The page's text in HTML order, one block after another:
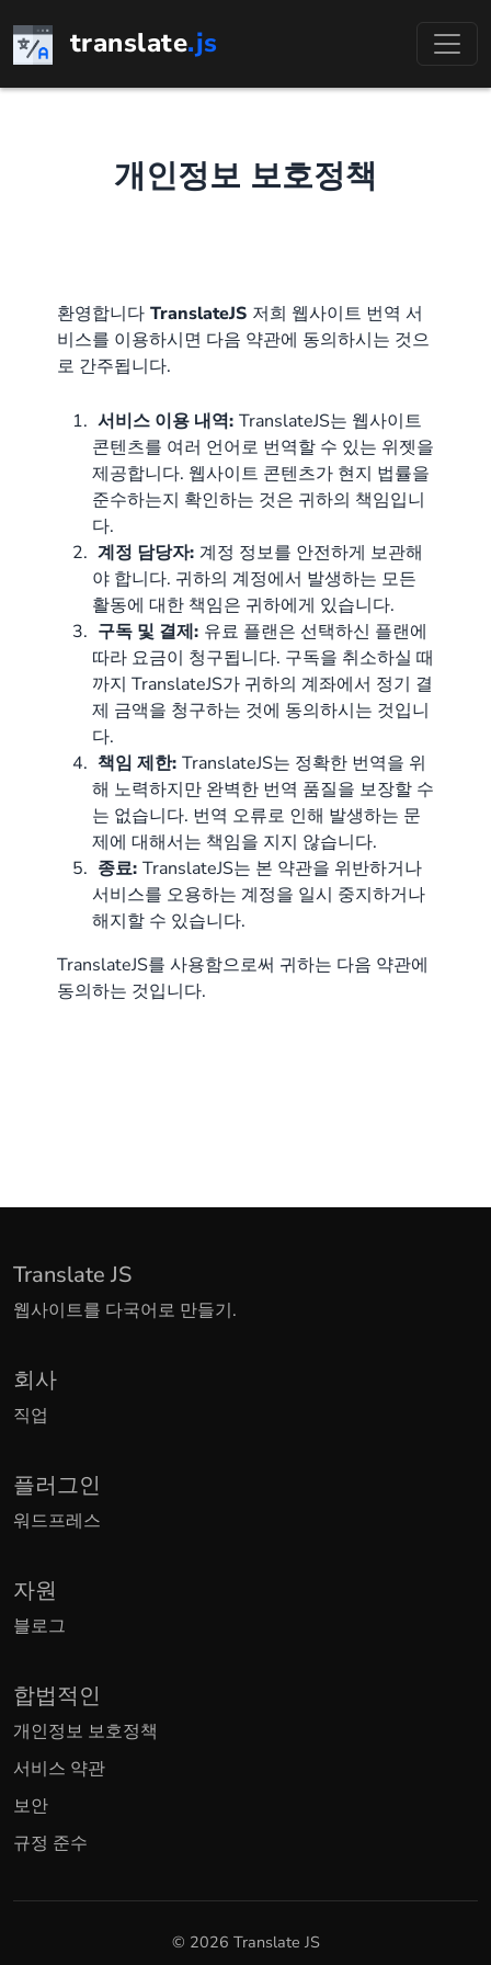
텐
츠
로
translate.js
개인정보 보호정책
환영합니다 TranslateJS 저희 웹사이트 번역 서
비스를 이용하시면 다음 약관에 동의하시는 것으
로 간주됩니다.
서비스 이용 내역: TranslateJS는 웹사이트
콘텐츠를 여러 언어로 번역할 수 있는 위젯을
제공합니다. 웹사이트 콘텐츠가 현지 법률을
준수하는지 확인하는 것은 귀하의 책임입니
다.
계정 담당자: 계정 정보를 안전하게 보관해
야 합니다. 귀하의 계정에서 발생하는 모든
활동에 대한 책임은 귀하에게 있습니다.
구독 및 결제: 유료 플랜은 선택하신 플랜에
따라 요금이 청구됩니다. 구독을 취소하실 때
까지 TranslateJS가 귀하의 계좌에서 정기 결
제 금액을 청구하는 것에 동의하시는 것입니
다.
책임 제한: TranslateJS는 정확한 번역을 위
해 노력하지만 완벽한 번역 품질을 보장할 수
는 없습니다. 번역 오류로 인해 발생하는 문
제에 대해서는 책임을 지지 않습니다.
종료: TranslateJS는 본 약관을 위반하거나
서비스를 오용하는 계정을 일시 중지하거나
해지할 수 있습니다.
TranslateJS를 사용함으로써 귀하는 다음 약관에
동의하는 것입니다.
Translate JS
웹사이트를 다국어로 만들기.
회사
직업
플러그인
워드프레스
자원
블로그
합법적인
개인정보 보호정책
서비스 약관
보안
규정 준수
© 2026 Translate JS